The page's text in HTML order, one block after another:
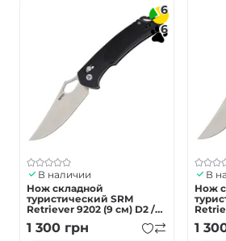
6
6
В наличии
Нож складной
туристический SRM
Retriever 9202 (9 см) D2 /
G10 черный
1 300 грн
В
Нож
G10
1